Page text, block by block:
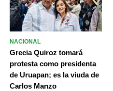
NACIONAL
Grecia Quiroz tomará
protesta como presidenta
de Uruapan; es la viuda de
Carlos Manzo